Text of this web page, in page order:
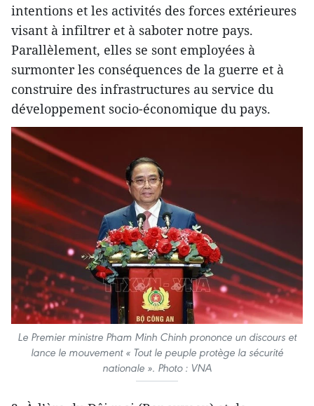
intentions et les activités des forces extérieures
visant à infiltrer et à saboter notre pays.
Parallèlement, elles se sont employées à
surmonter les conséquences de la guerre et à
construire des infrastructures au service du
développement socio-économique du pays.
Le Premier ministre Pham Minh Chinh prononce un discours et
lance le mouvement « Tout le peuple protège la sécurité
nationale ». Photo : VNA